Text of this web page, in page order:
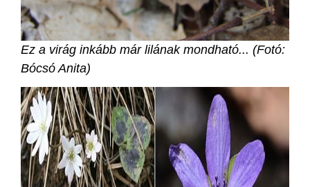
Ez a virág inkább már lilának mondható... (Fotó:
Bócsó Anita)